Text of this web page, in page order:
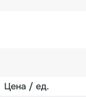
Цена / ед.